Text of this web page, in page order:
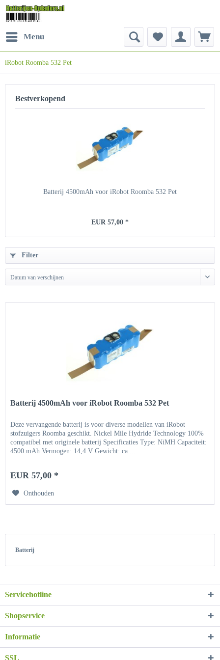
Menu
iRobot Roomba 532 Pet
Bestverkopend
Batterij 4500mAh voor iRobot Roomba 532 Pet
EUR 57,00 *
Filter
Datum van verschijnen
Batterij 4500mAh voor iRobot Roomba 532 Pet
Deze vervangende batterij is voor diverse modellen van iRobot
stofzuigers Roomba geschikt. Nickel Mile Hydride Technology 100%
compatibel met originele batterij Specificaties Type: NiMH Capaciteit:
4500 mAh Vermogen: 14,4 V Gewicht: ca....
EUR 57,00 *
Onthouden
Batterij
Servicehotline
Shopservice
Informatie
SSL